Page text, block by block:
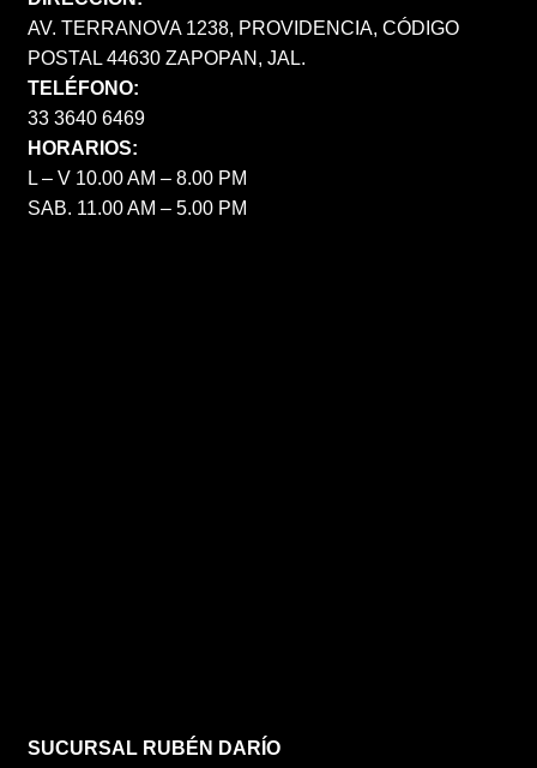
AV. TERRANOVA 1238, PROVIDENCIA, CÓDIGO
POSTAL 44630 ZAPOPAN, JAL.
TELÉFONO:
33 3640 6469
HORARIOS:
L – V 10.00 AM – 8.00 PM
SAB. 11.00 AM – 5.00 PM
SUCURSAL RUBÉN DARÍO